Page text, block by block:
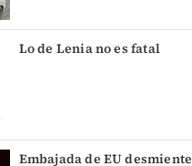
Lo de Lenia no es fatal
Embajada de EU desmiente